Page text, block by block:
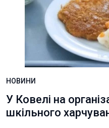
НОВИНИ
У Ковелі на
шкільного